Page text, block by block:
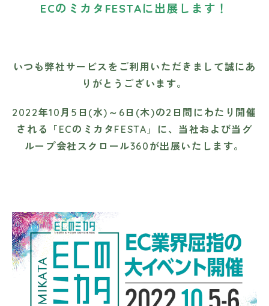
ECのミカタFESTAに出展します！
いつも弊社サービスをご利用いただきまして誠にあ
りがとうございます。
2022年10月5日(水)～6日(木)の2日間にわたり開催
される「ECのミカタFESTA」に、当社および当グ
ループ会社スクロール360が出展いたします。